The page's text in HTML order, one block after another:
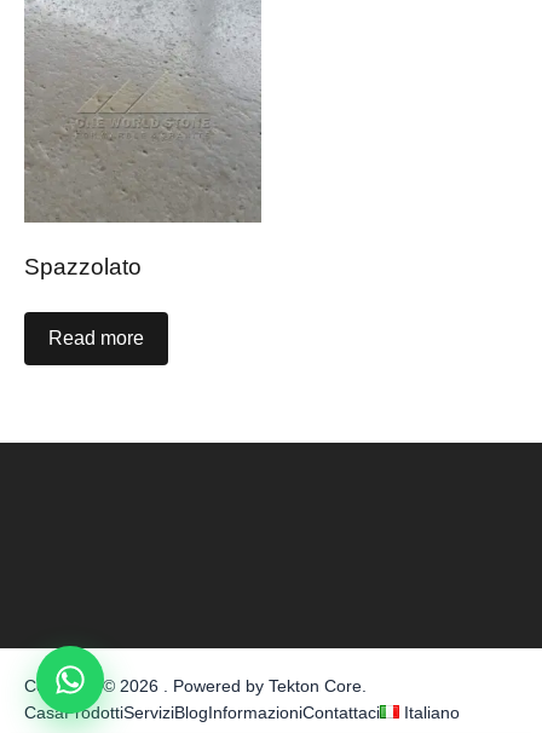
Spazzolato
Read more
Copyright © 2026 . Powered by Tekton Core
CasaProdottiServiziBlogInformazioniContattaci Italiano